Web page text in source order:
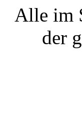
Alle im
der